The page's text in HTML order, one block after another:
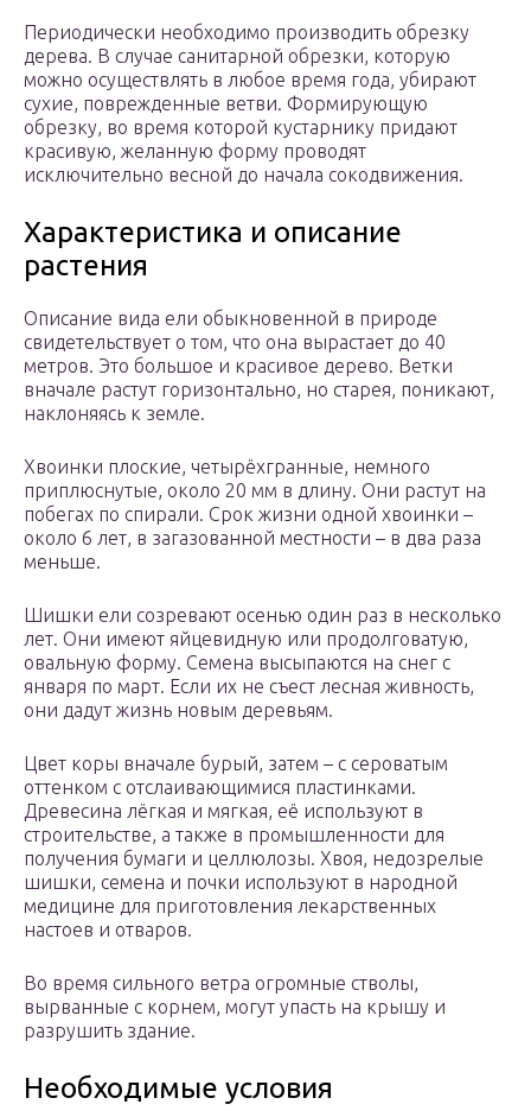
Периодически необходимо производить обрезку
дерева. В случае санитарной обрезки, которую
можно осуществлять в любое время года, убирают
сухие, поврежденные ветви. Формирующую
обрезку, во время которой кустарнику придают
красивую, желанную форму проводят
исключительно весной до начала сокодвижения.
Характеристика и описание
растения
Описание вида ели обыкновенной в природе
свидетельствует о том, что она вырастает до 40
метров. Это большое и красивое дерево. Ветки
вначале растут горизонтально, но старея, поникают,
наклоняясь к земле.
Хвоинки плоские, четырёхгранные, немного
приплюснутые, около 20 мм в длину. Они растут на
побегах по спирали. Срок жизни одной хвоинки –
около 6 лет, в загазованной местности – в два раза
меньше.
Шишки ели созревают осенью один раз в несколько
лет. Они имеют яйцевидную или продолговатую,
овальную форму. Семена высыпаются на снег с
января по март. Если их не съест лесная живность,
они дадут жизнь новым деревьям.
Цвет коры вначале бурый, затем – с сероватым
оттенком с отслаивающимися пластинками.
Древесина лёгкая и мягкая, её используют в
строительстве, а также в промышленности для
получения бумаги и целлюлозы. Хвоя, недозрелые
шишки, семена и почки используют в народной
медицине для приготовления лекарственных
настоев и отваров.
Во время сильного ветра огромные стволы,
вырванные с корнем, могут упасть на крышу и
разрушить здание.
Необходимые условия